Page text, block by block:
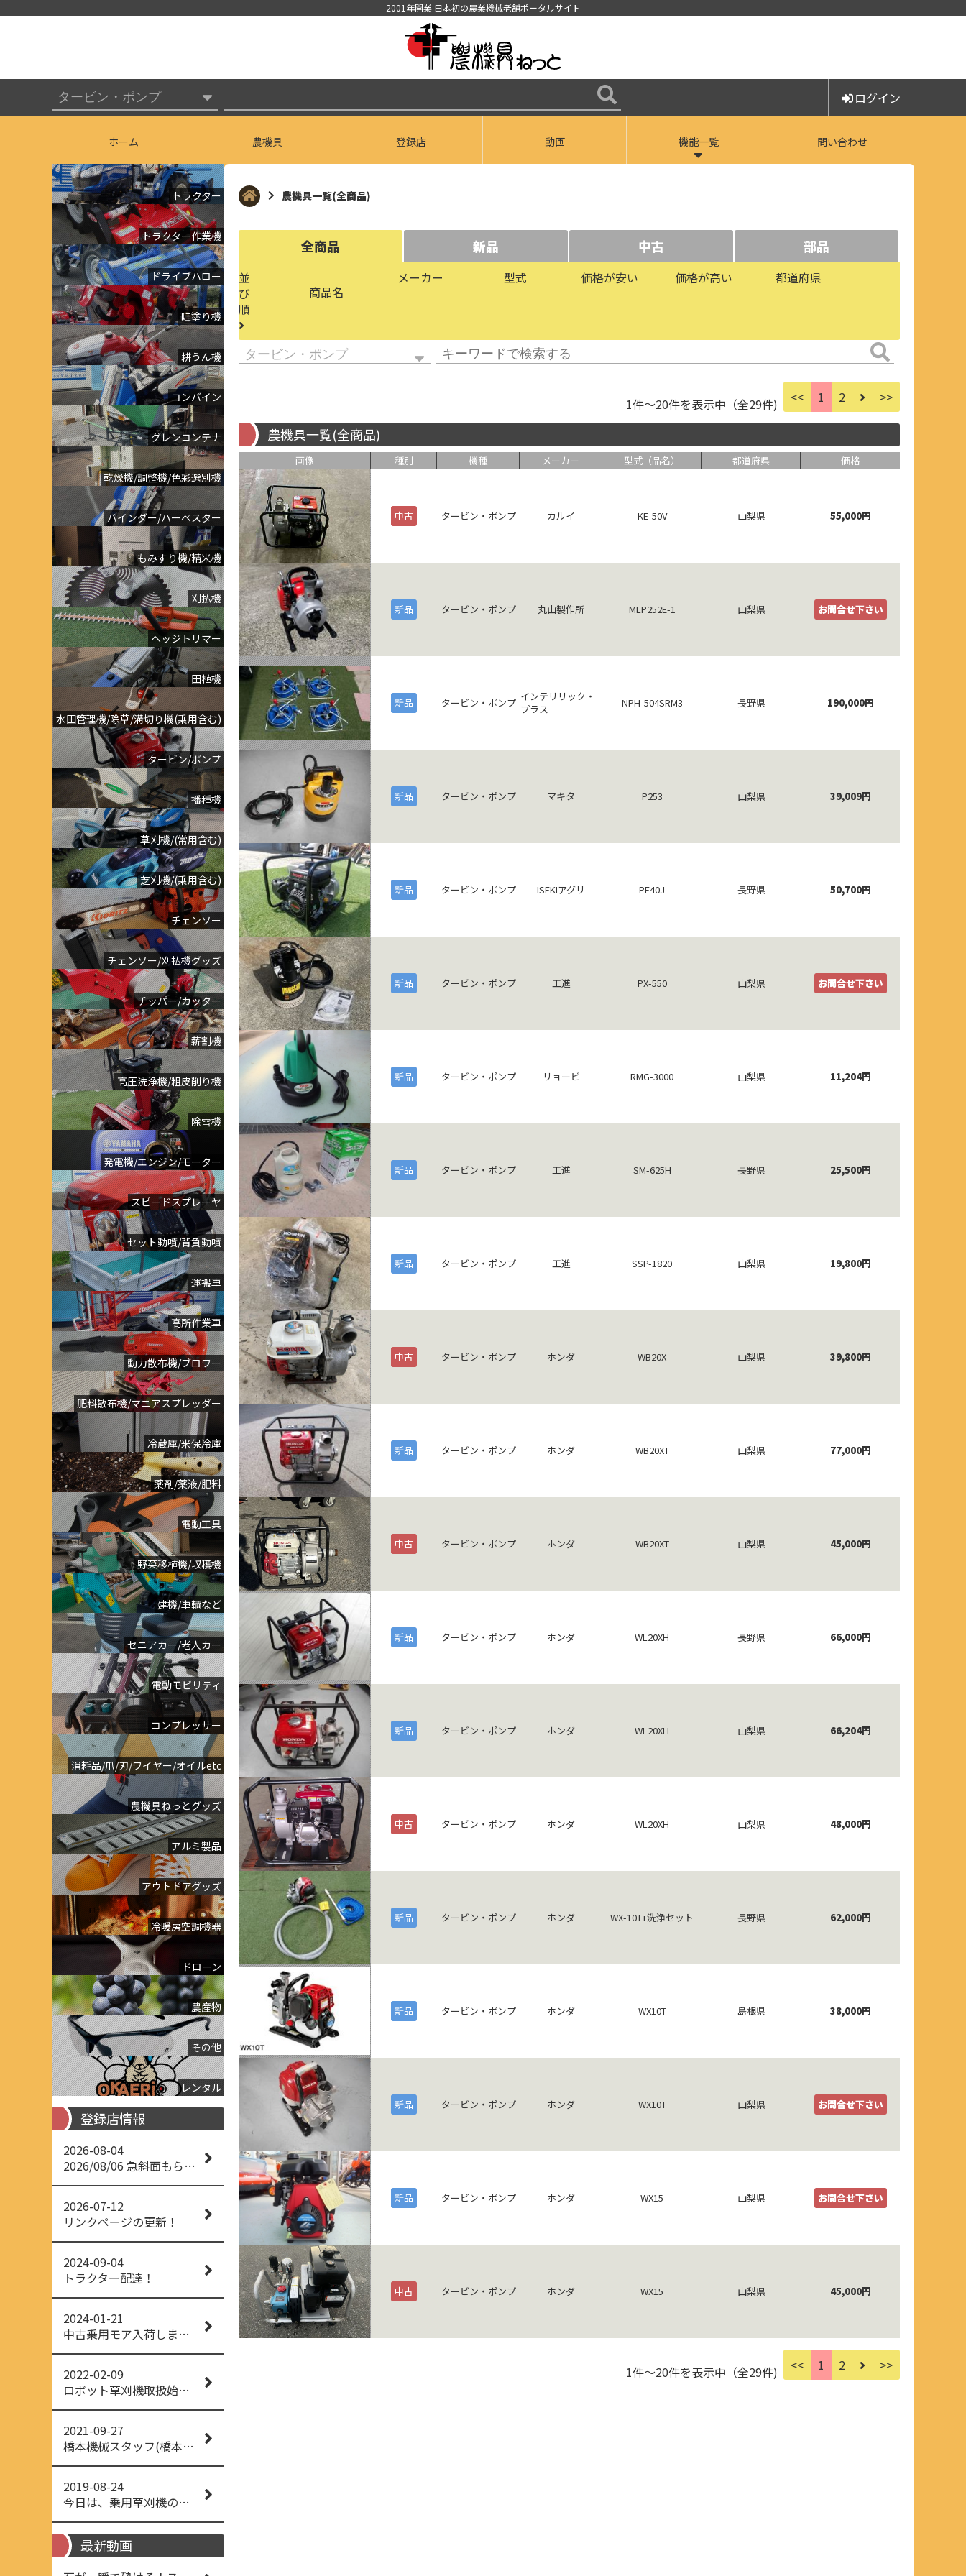
2001年開業 日本初の農業機械老舗ポータルサイト
ログイン
ホーム 農機具 登録店 動画 機能一覧 問い合わせ
トラクター
トラクター作業機
ドライブハロー
畦塗り機
耕うん機
コンバイン
グレンコンテナ
乾燥機/調整機/色彩選別機
バインダー/ハーベスター
もみすり機/精米機
刈払機
ヘッジトリマー
田植機
水田管理機/除草/溝切り機(乗用含む)
タービン/ポンプ
播種機
草刈機/(常用含む)
芝刈機/(乗用含む)
チェンソー
チェンソー/刈払機グッズ
チッパー/カッター
薪割機
高圧洗浄機/粗皮削り機
除雪機
発電機/エンジン/モーター
スピードスプレーヤ
セット動噴/背負動噴
運搬車
高所作業車
動力散布機/ブロワー
肥料散布機/マニアスプレッダー
冷蔵庫/米保冷庫
薬剤/薬液/肥料
電動工具
野菜移植機/収穫機
建機/車輌など
セニアカー/老人カー
電動モビリティ
コンプレッサー
消耗品/爪/刃/ワイヤー/オイルetc
農機具ねっとグッズ
アルミ製品
アウトドアグッズ
冷暖房空調機器
ドローン
農産物
その他
レンタル
登録店情報
2026-08-04
2026/08/06 急斜面もらくらく草刈り
2026-07-12
リンクページの更新！
2024-09-04
トラクター配達！
2024-01-21
中古乗用モア入荷しました！
2022-02-09
ロボット草刈機取扱始めました！
2021-09-27
橋本機械スタッフ(橋本機械(株))
2019-08-24
今日は、乗用草刈機の納品でした！ 流行りの、4WD！ #イセキアグリ #オーレック #四駆 #増税間近
最新動画
農機具一覧(全商品)
全商品 新品 中古 部品
並
び
順
商品名
メーカー 型式 価格が安い 価格が高い 都道府県
1件～20件を表示中（全29件) << 1 2 >>
農機具一覧(全商品)
画像 種別 機種 メーカー 型式（品名） 都道府県 価格
中古 タービン・ポンプ カルイ KE-50V 山梨県 55,000円
新品 タービン・ポンプ 丸山製作所 MLP252E-1 山梨県 お問合せ下さい
新品 タービン・ポンプ インテリリック・
プラス
NPH-504SRM3 長野県 190,000円
新品 タービン・ポンプ マキタ P253 山梨県 39,009円
新品 タービン・ポンプ ISEKIアグリ PE40J 長野県 50,700円
新品 タービン・ポンプ 工進 PX-550 山梨県 お問合せ下さい
新品 タービン・ポンプ リョービ RMG-3000 山梨県 11,204円
新品 タービン・ポンプ 工進 SM-625H 長野県 25,500円
新品 タービン・ポンプ 工進 SSP-1820 山梨県 19,800円
中古 タービン・ポンプ ホンダ WB20X 山梨県 39,800円
新品 タービン・ポンプ ホンダ WB20XT 山梨県 77,000円
中古 タービン・ポンプ ホンダ WB20XT 山梨県 45,000円
新品 タービン・ポンプ ホンダ WL20XH 長野県 66,000円
新品 タービン・ポンプ ホンダ WL20XH 山梨県 66,204円
中古 タービン・ポンプ ホンダ WL20XH 山梨県 48,000円
新品 タービン・ポンプ ホンダ WX-10T+洗浄セット 長野県 62,000円
新品 タービン・ポンプ ホンダ WX10T 島根県 38,000円
新品 タービン・ポンプ ホンダ WX10T 山梨県 お問合せ下さい
新品 タービン・ポンプ ホンダ WX15 山梨県 お問合せ下さい
中古 タービン・ポンプ ホンダ WX15 山梨県 45,000円
1件～20件を表示中（全29件) << 1 2 >>